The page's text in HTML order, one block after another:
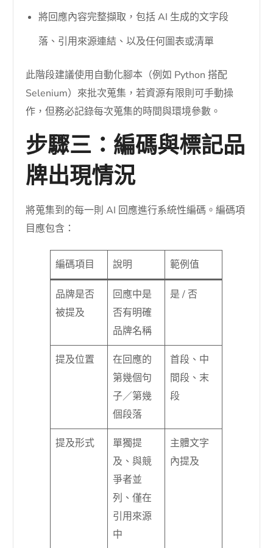
將回應內容完整擷取，包括 AI 生成的文字段
落、引用來源連結、以及任何圖表或清單
此階段建議使用自動化腳本（例如 Python 搭配
Selenium）來批次蒐集，若資源有限則可手動操
作，但務必記錄每次蒐集的時間與環境參數。
步驟三：編碼與標記品
牌出現情況
將蒐集到的每一則 AI 回應進行系統性編碼。編碼項
目應包含：
編碼項目 說明 範例值
品牌是否
被提及
回應中是
否有明確
品牌名稱
是 / 否
提及位置
在回應的
第幾個句
子／第幾
個段落
首段、中
間段、末
段
提及形式
單獨提
及、與競
爭者並
列、僅在
引用來源
中
主體文字
內提及